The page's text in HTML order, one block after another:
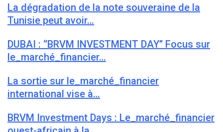
La dégradation de la note souveraine de la
Tunisie peut avoir…
DUBAI : ‘’BRVM INVESTMENT DAY’’ Focus sur
le_marché_financier…
La sortie sur le_marché_financier
international vise à…
BRVM Investment Days : Le_marché_financier